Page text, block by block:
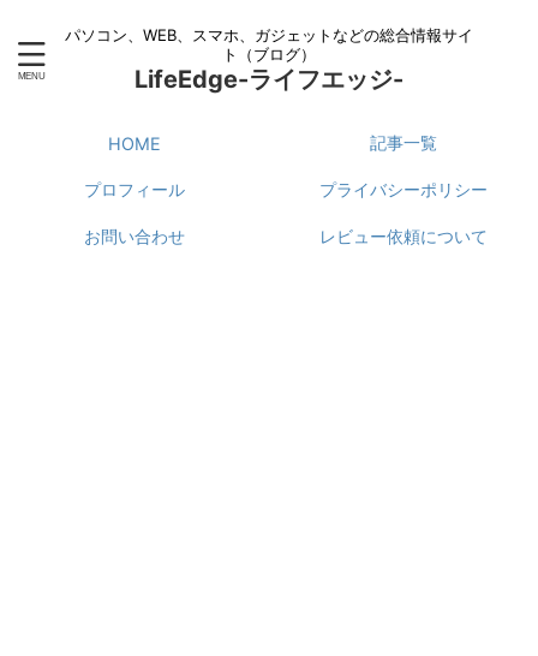
パソコン、WEB、スマホ、ガジェットなどの総合情報サイ
ト（ブログ）
LifeEdge-ライフエッジ-
HOME 記事一覧
プロフィール プライバシーポリシー
お問い合わせ レビュー依頼について